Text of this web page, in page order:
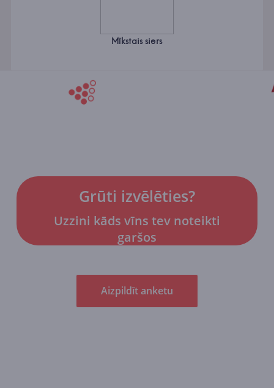
Mīkstais siers
Grūti izvēlēties?
Uzzini kāds vīns tev noteikti
garšos
Aizpildīt anketu